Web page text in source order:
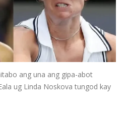
ang una ang gipa-abot
ug Linda Noskova tungod kay